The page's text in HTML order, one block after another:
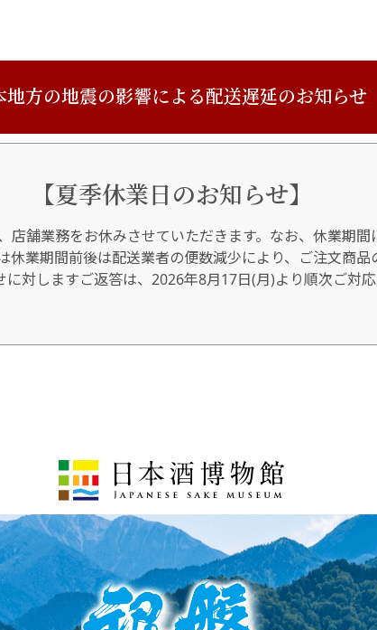
地方の地震の影響による配送遅延のお知らせ
【夏季休業日のお知らせ】
店舗業務をお休みさせていただきます。なお、休業期
業期間前後は配送業者の便数減少により、ご注文商品
対しますご返答は、2026年8月17日(月)より順次ご対